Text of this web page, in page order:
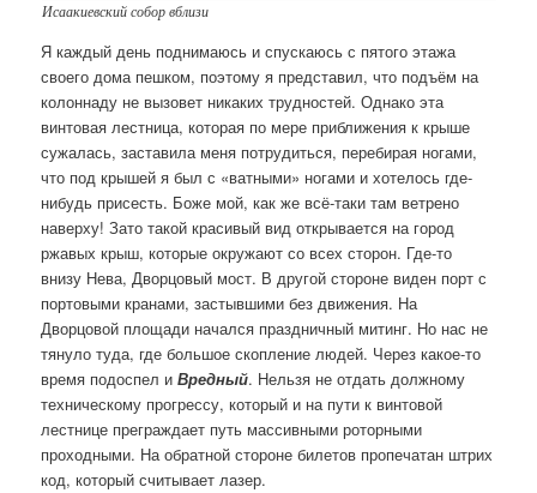
Исаакиевский собор вблизи
Я каждый день поднимаюсь и спускаюсь с пятого этажа
своего дома пешком, поэтому я представил, что подъём на
колоннаду не вызовет никаких трудностей. Однако эта
винтовая лестница, которая по мере приближения к крыше
сужалась, заставила меня потрудиться, перебирая ногами,
что под крышей я был с «ватными» ногами и хотелось где-
нибудь присесть. Боже мой, как же всё-таки там ветрено
наверху! Зато такой красивый вид открывается на город
ржавых крыш, которые окружают со всех сторон. Где-то
внизу Нева, Дворцовый мост. В другой стороне виден порт с
портовыми кранами, застывшими без движения. На
Дворцовой площади начался праздничный митинг. Но нас не
тянуло туда, где большое скопление людей. Через какое-то
время подоспел иВредный. Нельзя не отдать должному
техническому прогрессу, который и на пути к винтовой
лестнице преграждает путь массивными роторными
проходными. На обратной стороне билетов пропечатан штрих
код, который считывает лазер.